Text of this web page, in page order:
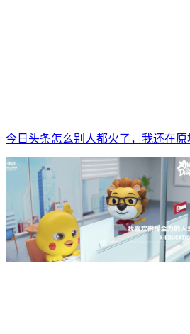
今日头条怎么别人都火了，我还在原